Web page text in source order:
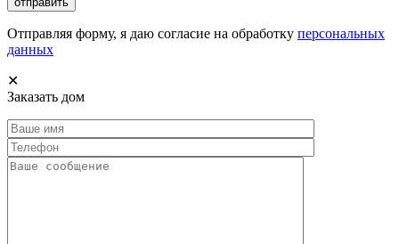
Отправляя форму, я даю согласие на обработку персональных
данных
✕
Заказать дом